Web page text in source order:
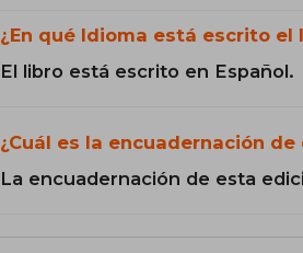
¿En qué Idioma está escrito el
El libro está escrito en Español.
¿Cuál es la encuadernación de
La encuadernación de esta